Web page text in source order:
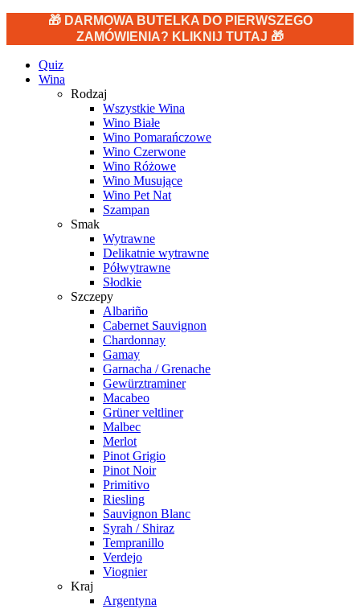
🎁 DARMOWA BUTELKA DO PIERWSZEGO
ZAMÓWIENIA? KLIKNIJ TUTAJ 🎁
Quiz
Wina
Rodzaj
Wszystkie Wina
Wino Białe
Wino Pomarańczowe
Wino Czerwone
Wino Różowe
Wino Musujące
Wino Pet Nat
Szampan
Smak
Wytrawne
Delikatnie wytrawne
Półwytrawne
Słodkie
Szczepy
Albariño
Cabernet Sauvignon
Chardonnay
Gamay
Garnacha / Grenache
Gewürztraminer
Macabeo
Grüner veltliner
Malbec
Merlot
Pinot Grigio
Pinot Noir
Primitivo
Riesling
Sauvignon Blanc
Syrah / Shiraz
Tempranillo
Verdejo
Viognier
Kraj
Argentyna